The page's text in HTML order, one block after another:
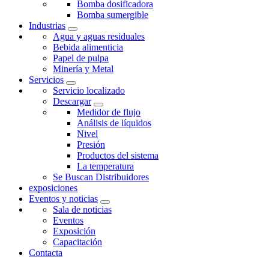
Bomba dosificadora
Bomba sumergible
Industrias
Agua y aguas residuales
Bebida alimenticia
Papel de pulpa
Minería y Metal
Servicios
Servicio localizado
Descargar
Medidor de flujo
Análisis de líquidos
Nivel
Presión
Productos del sistema
La temperatura
Se Buscan Distribuidores
exposiciones
Eventos y noticias
Sala de noticias
Eventos
Exposición
Capacitación
Contacta